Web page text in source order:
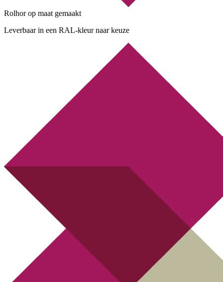
Rolhor op maat gemaakt
Leverbaar in een RAL-kleur naar keuze